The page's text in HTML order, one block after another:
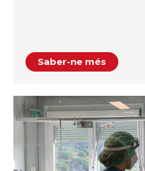
Saber-ne més